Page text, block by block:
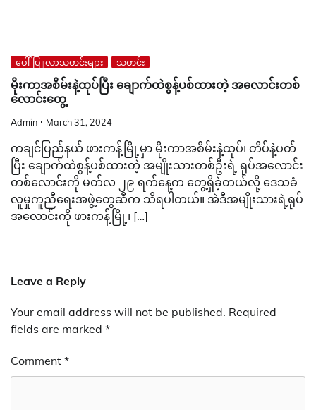
ပေါ်ပြူလာသတင်းများ သတင်း
မိုးကာအစိမ်းနဲ့ထုပ်ပြီး ချောက်ထဲစွန့်ပစ်ထားတဲ့ အလောင်းတစ်
လောင်းတွေ့
Admin March 31, 2024
ကချင်ပြည်နယ် ဖားကန့်မြို့မှာ မိုးကာအစိမ်းနဲ့ထုပ်၊ တိပ်နဲ့ပတ်
ပြီး ချောက်ထဲစွန့်ပစ်ထားတဲ့ အမျိုးသားတစ်ဦးရဲ့ ရုပ်အလောင်း
တစ်လောင်းကို မတ်လ ၂၉ ရက်နေ့က တွေ့ရှိခဲ့တယ်လို့ ဒေသခံ
လူမှုကူညီရေးအဖွဲ့တွေဆီက သိရပါတယ်။ အဲဒီအမျိုးသားရဲ့ရုပ်
အလောင်းကို ဖားကန့်မြို့၊ […]
Leave a Reply
Your email address will not be published. Required
fields are marked *
Comment *